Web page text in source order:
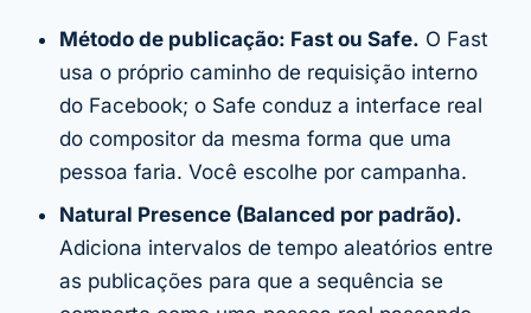
Método de publicação: Fast ou Safe. O Fast
usa o próprio caminho de requisição interno
do Facebook; o Safe conduz a interface real
do compositor da mesma forma que uma
pessoa faria. Você escolhe por campanha.
Natural Presence (Balanced por padrão).
Adiciona intervalos de tempo aleatórios entre
as publicações para que a sequência se